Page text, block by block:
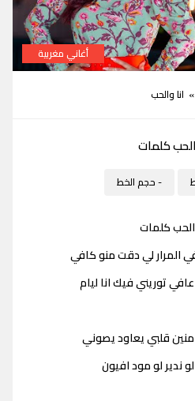
أغاني مغربية
» انا والحب
كلمات
- حجم الخط
كلمات
المرار لي دقت منو كافي
توريني فيك انا ليام
قلبي يعاود يصوني
لو ندير لو مود افيون